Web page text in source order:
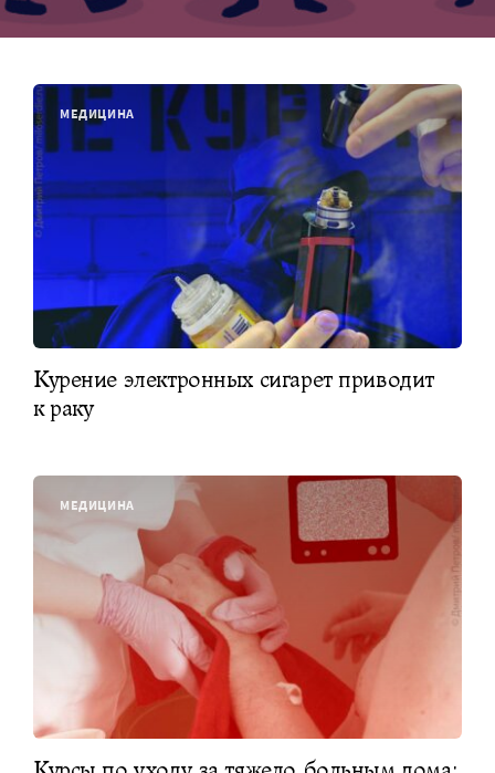
МЕДИЦИНА
Курение электронных сигарет приводит
к раку
МЕДИЦИНА